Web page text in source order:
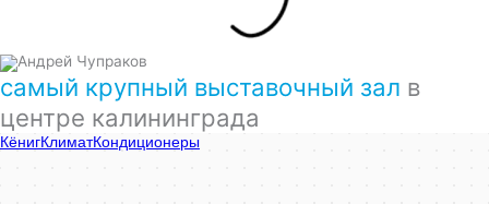
самый крупный выставочный зал в
центре калининграда
КёнигКлимат
Кондиционеры в Калининграде